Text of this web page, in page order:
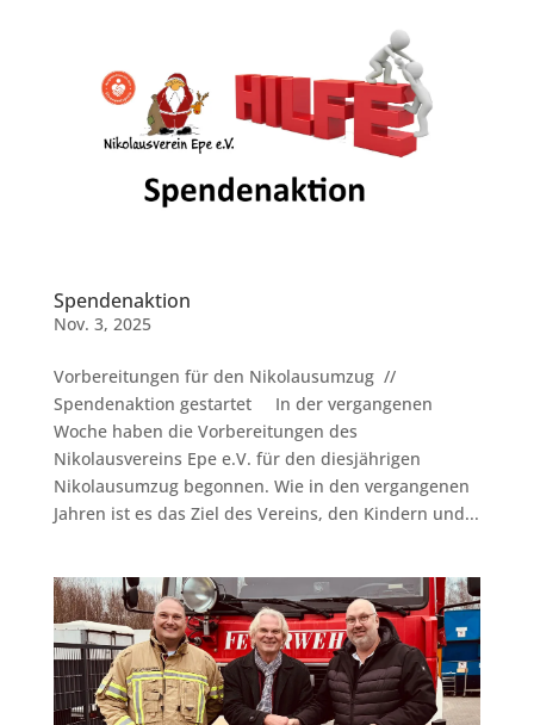
Spendenaktion
Nov. 3, 2025
Vorbereitungen für den Nikolausumzug //
Spendenaktion gestartet In der vergangenen
Woche haben die Vorbereitungen des
Nikolausvereins Epe e.V. für den diesjährigen
Nikolausumzug begonnen. Wie in den vergangenen
Jahren ist es das Ziel des Vereins, den Kindern und...